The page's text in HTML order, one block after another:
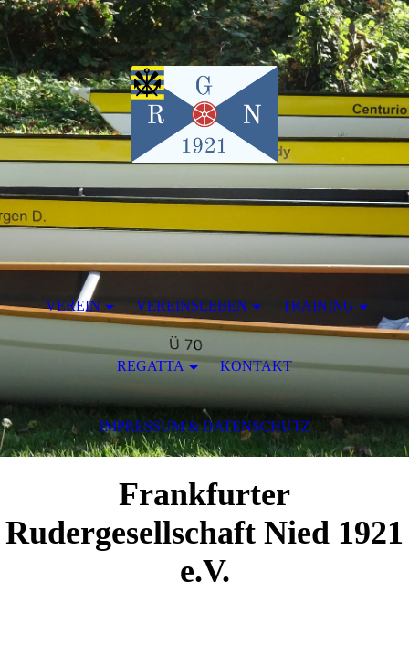
Frankfurter
Rudergesellschaft Nied 1921
e.V.
VEREIN VEREINSLEBEN TRAINING
REGATTA KONTAKT
IMPRESSUM & DATENSCHUTZ